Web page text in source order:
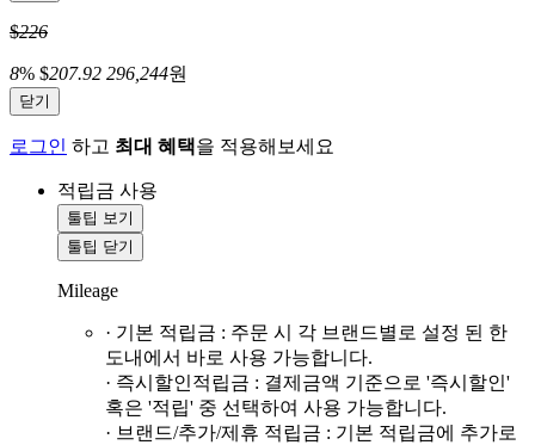
$226
8% $207.92 296,244원
닫기
로그인 하고 최대 혜택을 적용해보세요
적립금 사용
툴팁 보기
툴팁 닫기
Mileage
· 기본 적립금 : 주문 시 각 브랜드별로 설정 된 한
도내에서 바로 사용 가능합니다.
· 즉시할인적립금 : 결제금액 기준으로 '즉시할인'
혹은 '적립' 중 선택하여 사용 가능합니다.
· 브랜드/추가/제휴 적립금 : 기본 적립금에 추가로